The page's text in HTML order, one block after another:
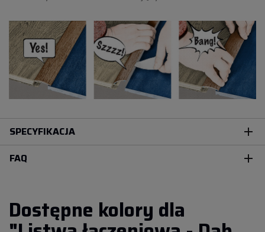
SPECYFIKACJA add
FAQ add
Dostępne kolory dla